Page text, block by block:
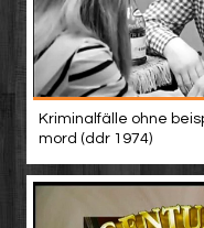
Kriminalfälle ohne
mord (ddr 1974)